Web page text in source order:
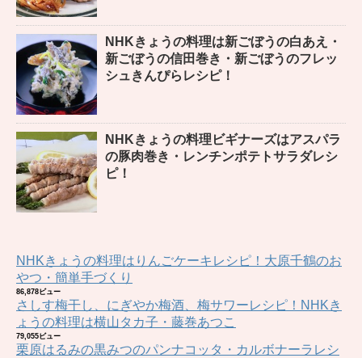
NHKきょうの料理は新ごぼうの白あえ・
新ごぼうの信田巻き・新ごぼうのフレッ
シュきんぴらレシピ！
NHKきょうの料理ビギナーズはアスパラ
の豚肉巻き・レンチンポテトサラダレシ
ピ！
NHKきょうの料理はりんごケーキレシピ！大原千鶴のお
やつ・簡単手づくり
86,878ビュー
さしす梅干し、にぎやか梅酒、梅サワーレシピ！NHKき
ょうの料理は横山タカ子・藤巻あつこ
79,055ビュー
栗原はるみの黒みつのパンナコッタ・カルボナーラレシ